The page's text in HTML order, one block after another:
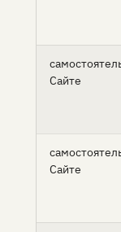
Сайте
Сайте